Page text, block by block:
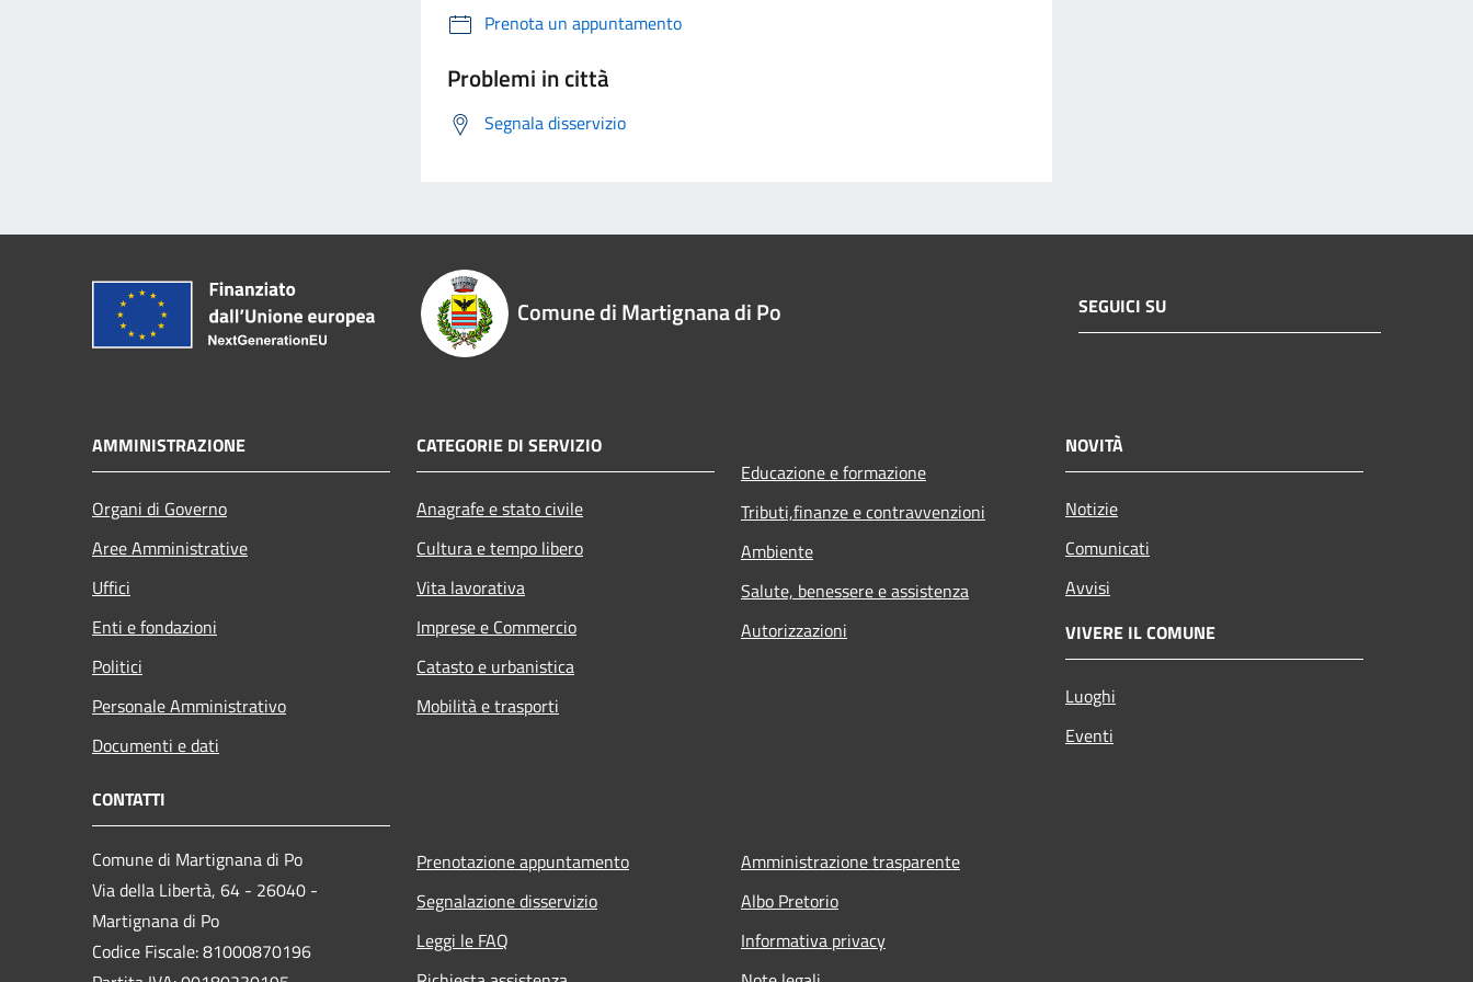
Prenota un appuntamento
Problemi in città
Segnala disservizio
Comune di Martignana di Po SEGUICI SU
AMMINISTRAZIONE
Organi di Governo
Aree Amministrative
Uffici
Enti e fondazioni
Politici
Personale Amministrativo
Documenti e dati
CATEGORIE DI SERVIZIO
Anagrafe e stato civile
Cultura e tempo libero
Vita lavorativa
Imprese e Commercio
Catasto e urbanistica
Mobilità e trasporti
Educazione e formazione
Tributi,finanze e contravvenzioni
Ambiente
Salute, benessere e assistenza
Autorizzazioni
NOVITÀ
Notizie
Comunicati
Avvisi
VIVERE IL COMUNE
Luoghi
Eventi
CONTATTI
Comune di Martignana di Po
Via della Libertà, 64 - 26040 -
Martignana di Po
Codice Fiscale: 81000870196
Prenotazione appuntamento
Segnalazione disservizio
Leggi le FAQ
Amministrazione trasparente
Albo Pretorio
Informativa privacy